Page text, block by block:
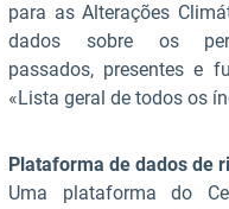
para as Alterações
dados sobre os
passados, presentes e
«Lista geral de todos os
Plataforma de dados de
Uma plataforma do